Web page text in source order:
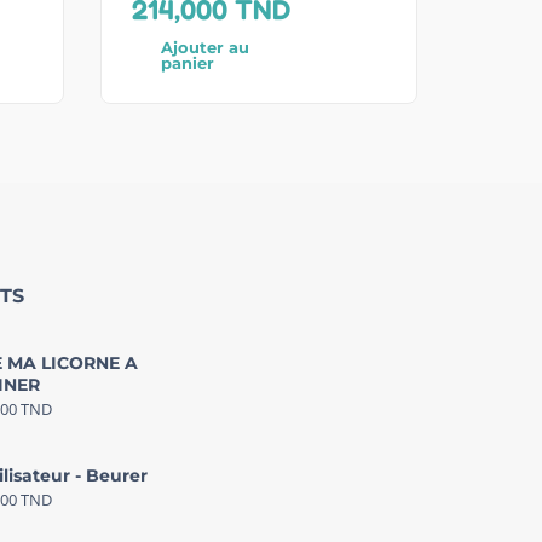
214,000 TND
Ajouter au
panier
MA LICORNE A
TND
- Beurer
TND